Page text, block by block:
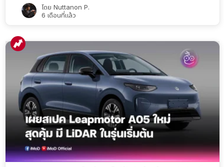
โดย Nuttanon P.
6 เดือนที่แล้ว